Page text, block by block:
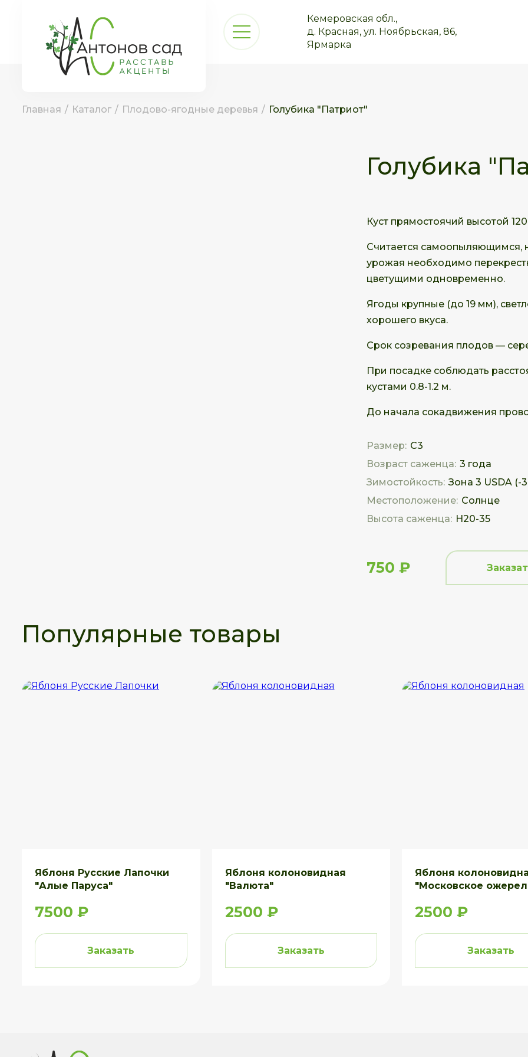
Кемеровская обл.,
д. Красная, ул. Ноябрьская, 86,
Ярмарка
Главная / Каталог / Плодово-ягодные деревья / Голубика "Патриот"
Голубика
Куст прямостоячий высотой
Считается самоопыляющимся,
урожая необходимо
цветущими одновременно.
Ягоды крупные (до 19 мм),
хорошего вкуса.
Срок созревания плодов —
При посадке соблюдать
кустами 0.8-1.2 м.
До начала сокадвижения
Размер: С3
Возраст саженца: 3 года
Зимостойкость: Зона 3 USDA (-
Местоположение: Солнце
Высота саженца: Н20-35
750 ₽
Популярные товары
Яблоня Русские Лапочки
"Алые Паруса"
7500 ₽
Заказать
Яблоня колоновидная
"Валюта"
2500 ₽
Заказать
Яблоня
"Московское
2500 ₽
Заказать